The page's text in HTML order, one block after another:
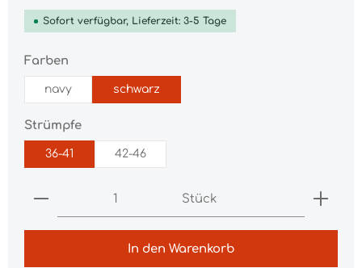
Sofort verfügbar, Lieferzeit: 3-5 Tage
Farben
navy schwarz
Strümpfeauswählen
36-41 42-46
Produkt Anzahl: Gib den gewünschten
Stück
In den Warenkorb